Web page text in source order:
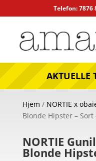
Telefon: 7876
AKTUELLE
Hjem / NORTIE x
Blonde Hipster – Sort
NORTIE
Blonde